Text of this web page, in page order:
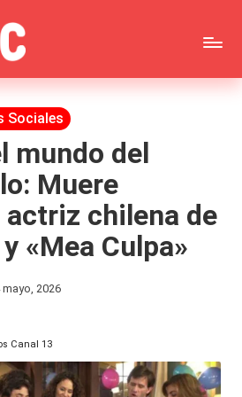
Sociales
mundo del
Muere
chilena de
«Mea Culpa»
mayo, 2026
Canal 13